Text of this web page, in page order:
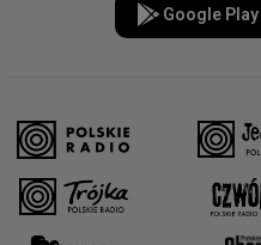
Google Play